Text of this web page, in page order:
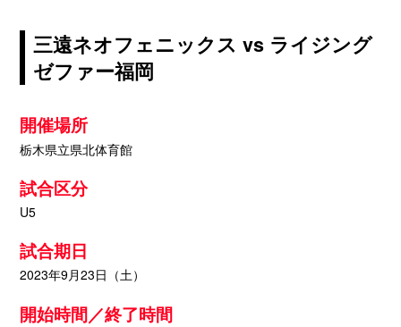
三遠ネオフェニックス vs ライジング
ゼファー福岡
開催場所
栃木県立県北体育館
試合区分
U5
試合期日
2023年9月23日（土）
開始時間／終了時間